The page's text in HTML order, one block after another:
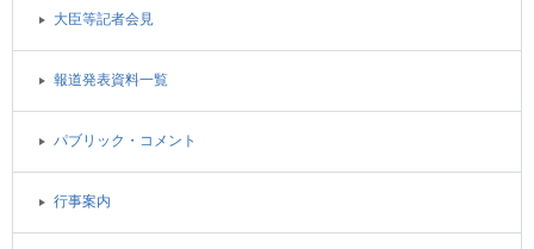
大臣等記者会見
報道発表資料一覧
パブリック・コメント
行事案内